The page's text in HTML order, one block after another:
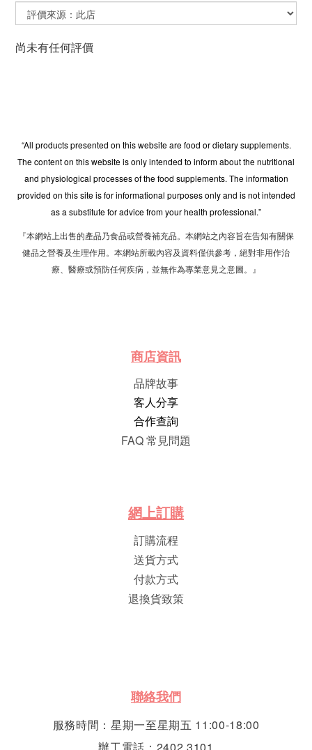
尚未有任何評價
“All products presented on this website are food or dietary supplements.
The content on this website is only intended to inform about the nutritional
and physiological processes of the food supplements. The information
provided on this site is for informational purposes only and is not intended
as a substitute for advice from your health professional.”
『本網站上出售的產品乃食品或營養補充品。本網站之內容旨在告知有關保
健品之營養及生理作用。本網站所載內容及資料僅供參考，絕對非用作治
療、醫療或預防任何疾病，並無作為專業意見之意圖。』
商店資訊
品牌故事
客人分享
合作查詢
FAQ 常見問題
網上訂購
訂購流程
送貨方式
付款方式
退換貨致策
聯絡我們
服務時間：星期一至星期五 11:00-18:00